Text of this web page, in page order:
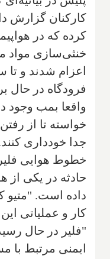
کارکنان گزارش
کرده که در
خنثی‌سازی مواد
فرودگاه در حال
واقعا بمب وجود
خواسته تا از
جدا خودداری
خطوط هوایی
حادثه در یکی از
داده است.
کار و عملیاتی
"فلیر در حال
ایمنی مرتبط با